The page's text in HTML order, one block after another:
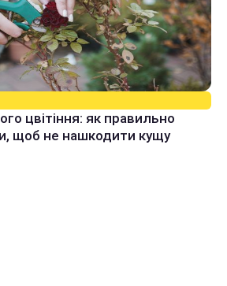
цвітіння: як правильно
щоб не нашкодити кущу